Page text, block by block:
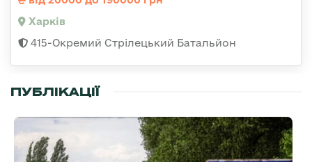
Харків
415-Окремий Стрілецький Батальйон
ПУБЛІКАЦІЇ